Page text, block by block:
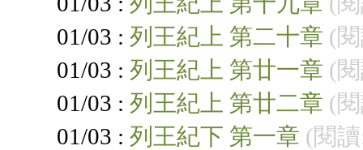
01/03 : 列王紀上 第二十章 (
01/03 : 列王紀上 第廿一章 (
01/03 : 列王紀上 第廿二章 (
01/03 : 列王紀下 第一章 (閱